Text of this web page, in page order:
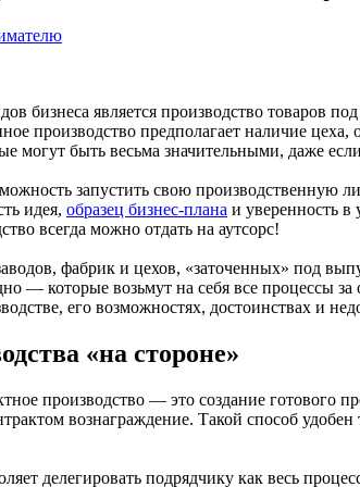
бизнеса является производство товаров
производство предполагает наличие
могут быть весьма значительными, даже
запустить свою
идея, образец бизнес-плана и уверенность в
всегда можно отдать на аутсорс!
фабрик и цехов, «заточенных» под
— которые возьмут на себя все процессы
его возможностях, достоинствах и
«на стороне»
производство — это создание готового
вознаграждение. Такой способ
делегировать подрядчику как весь